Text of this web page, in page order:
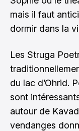
mais il faut
dormir dans la
Les Struga
du lac d’Ohrid.
sont
autour de
vendanges